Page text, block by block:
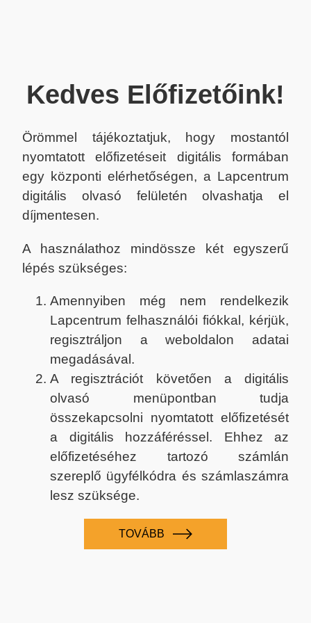
Kedves Előfizetőink!
Örömmel tájékoztatjuk, hogy mostantól
nyomtatott előfizetéseit digitális formában
egy központi elérhetőségen, a Lapcentrum
digitális olvasó felületén olvashatja el
díjmentesen.
A használathoz mindössze két egyszerű
lépés szükséges:
Amennyiben még nem rendelkezik
Lapcentrum felhasználói fiókkal, kérjük,
regisztráljon a weboldalon adatai
megadásával.
A regisztrációt követően a digitális
olvasó menüpontban tudja
összekapcsolni nyomtatott előfizetését
a digitális hozzáféréssel. Ehhez az
előfizetéséhez tartozó számlán
szereplő ügyfélkódra és számlaszámra
lesz szüksége.
TOVÁBB